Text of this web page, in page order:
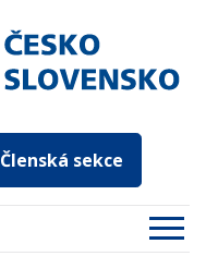
Členská sekce